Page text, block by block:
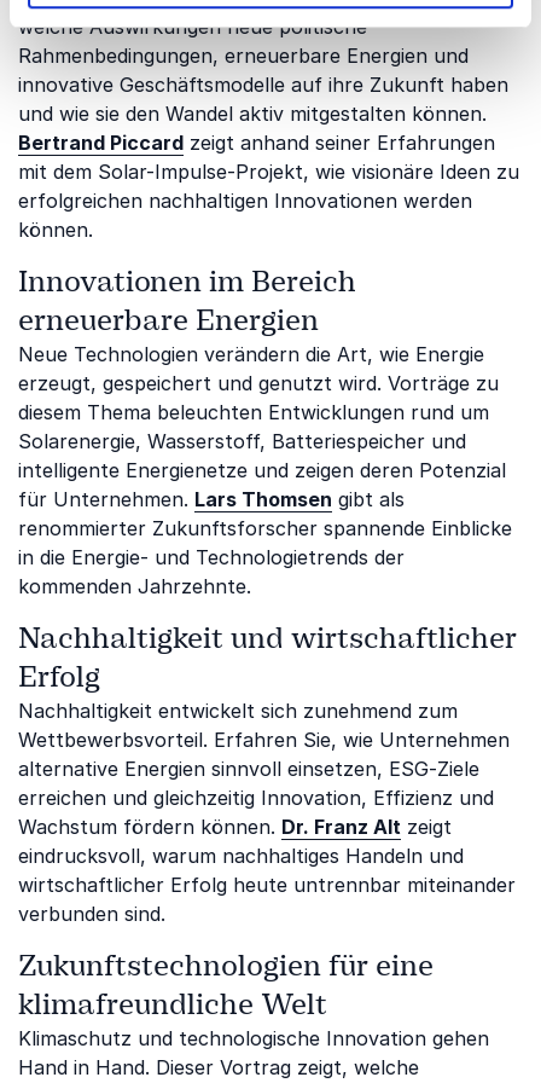
welche Auswirkungen neue politische
Rahmenbedingungen, erneuerbare Energien und
innovative Geschäftsmodelle auf ihre Zukunft haben
und wie sie den Wandel aktiv mitgestalten können.
Bertrand Piccard zeigt anhand seiner Erfahrungen
mit dem Solar-Impulse-Projekt, wie visionäre Ideen zu
erfolgreichen nachhaltigen Innovationen werden
können.
Innovationen im Bereich
erneuerbare Energien
Neue Technologien verändern die Art, wie Energie
erzeugt, gespeichert und genutzt wird. Vorträge zu
diesem Thema beleuchten Entwicklungen rund um
Solarenergie, Wasserstoff, Batteriespeicher und
intelligente Energienetze und zeigen deren Potenzial
für Unternehmen. Lars Thomsen gibt als
renommierter Zukunftsforscher spannende Einblicke
in die Energie- und Technologietrends der
kommenden Jahrzehnte.
Nachhaltigkeit und wirtschaftlicher
Erfolg
Nachhaltigkeit entwickelt sich zunehmend zum
Wettbewerbsvorteil. Erfahren Sie, wie Unternehmen
alternative Energien sinnvoll einsetzen, ESG-Ziele
erreichen und gleichzeitig Innovation, Effizienz und
Wachstum fördern können. Dr. Franz Alt zeigt
eindrucksvoll, warum nachhaltiges Handeln und
wirtschaftlicher Erfolg heute untrennbar miteinander
verbunden sind.
Zukunftstechnologien für eine
klimafreundliche Welt
Klimaschutz und technologische Innovation gehen
Hand in Hand. Dieser Vortrag zeigt, welche